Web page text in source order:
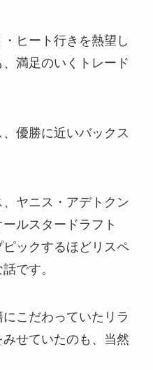
ヒート行きを熱望し
満足のいくトレード
優勝に近いバックス
ヤニス・アデトクン
ルスタードラフト
ックするほどリスペ
です。
こだわっていたリラ
せていたのも、当然